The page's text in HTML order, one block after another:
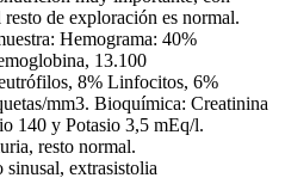
de exploración es normal.
Hemograma: 40%
13.100
8% Linfocitos, 6%
mm3. Bioquímica: Creatinina
140 y Potasio 3,5 mEq/l.
resto normal.
extrasistolia